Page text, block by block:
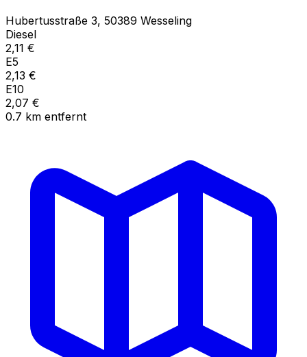
Hubertusstraße 3, 50389 Wesseling
Diesel
2,11 €
E5
2,13 €
E10
2,07 €
0.7 km entfernt